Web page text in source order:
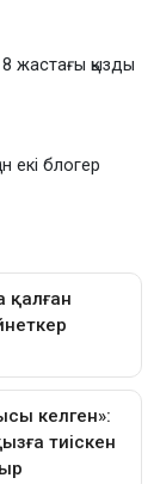
жастағы қызды
екі блогер